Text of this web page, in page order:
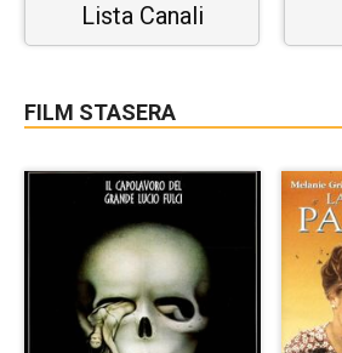
Lista Canali
FILM STASERA